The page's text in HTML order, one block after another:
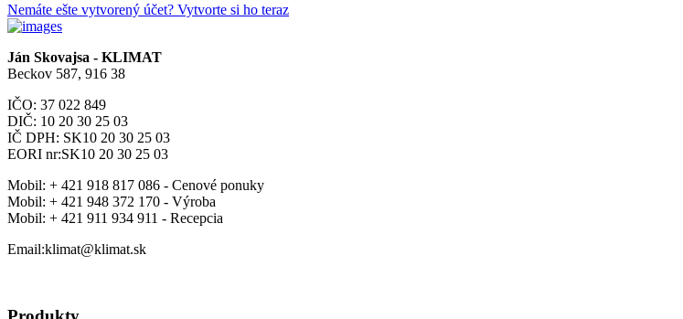
Nemáte ešte vytvorený účet? Vytvorte si ho teraz
Ján Skovajsa - KLIMAT
Beckov 587, 916 38
IČO: 37 022 849
DIČ: 10 20 30 25 03
IČ DPH: SK10 20 30 25 03
EORI nr:SK10 20 30 25 03
Mobil: + 421 918 817 086 - Cenové ponuky
Mobil: + 421 948 372 170 - Výroba
Mobil: + 421 911 934 911 - Recepcia
Email:klimat@klimat.sk